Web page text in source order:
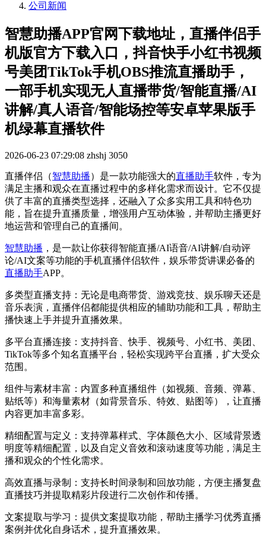
公司新闻
智慧助播APP官网下载地址，直播伴侣手
机版官方下载入口，抖音快手小红书视频
号美团TikTok手机OBS推流直播助手，
一部手机实现无人直播带货/智能直播/AI
讲解/真人语音/智能场控等安卓苹果版手
机绿幕直播软件
2026-06-23 07:29:08 zhshj 3050
直播伴侣 （智慧助播） 是一款功能强大的直播助手软件，专为
满足主播和观众在直播过程中的多样化需求而设计。它不仅提
供了丰富的直播类型选择，还融入了众多实用工具和特色功
能，旨在提升直播质量，增强用户互动体验，并帮助主播更好
地运营和管理自己的直播间。
智慧助播 ， 是一款让你获得智能直播/AI语音/AI讲解/自动评
论/AI文案等功能的手机直播伴侣软件，娱乐带货讲课必备的
直播助手APP。
多类型直播支持：无论是电商带货、游戏竞技、娱乐聊天还是
音乐表演，直播伴侣都能提供相应的辅助功能和工具，帮助主
播快速上手并提升直播效果。
多平台直播连接 ：支持抖音、快手、视频号、小红书、美团、
TikTok等多个知名直播平台，轻松实现跨平台直播，扩大受众
范围。
组件与素材丰富：内置多种直播组件（如视频、音频、弹幕、
贴纸等）和海量素材（如背景音乐、特效、贴图等），让直播
内容更加丰富多彩。
精细配置与定义：支持弹幕样式、字体颜色大小、区域背景透
明度等精细配置，以及自定义音效和滚动速度等功能，满足主
播和观众的个性化需求。
高效直播与录制：支持长时间录制和回放功能，方便主播复盘
直播技巧并提取精彩片段进行二次创作和传播。
文案提取与学习：提供文案提取功能，帮助主播学习优秀直播
案例并优化自身话术，提升直播效果。